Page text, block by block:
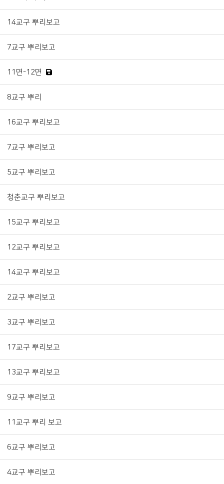
14교구 뿌리보고
7교구 뿌리보고
11면-12면
8교구 뿌리
16교구 뿌리보고
7교구 뿌리보고
5교구 뿌리보고
청춘교구 뿌리보고
15교구 뿌리보고
12교구 뿌리보고
14교구 뿌리보고
2교구 뿌리보고
3교구 뿌리보고
17교구 뿌리보고
13교구 뿌리보고
9교구 뿌리보고
11교구 뿌리 보고
6교구 뿌리보고
4교구 뿌리보고